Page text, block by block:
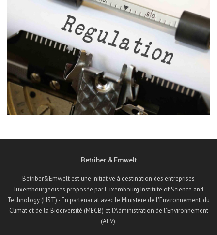
Betriber & Emwelt
Betriber&Emwelt est une initiative à destination des entreprises
luxembourgeoises proposée par Luxembourg Institute of Science and
Technology (LIST) - En partenariat avec le Ministère de l'Environnement, du
Climat et de la Biodiversité (MECB) et l'Administration de l'Environnement
(AEV).